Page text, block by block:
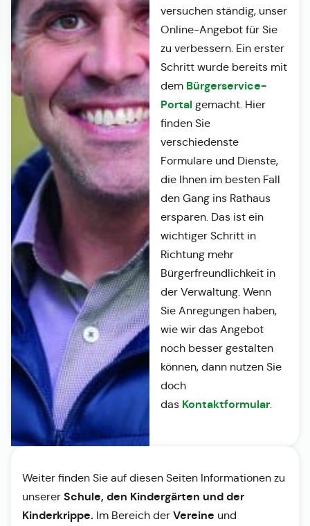
versuchen ständig, unser
Online-Angebot für Sie
zu verbessern. Ein erster
Schritt wurde bereits mit
dem Bürgerservice-
Portalgemacht. Hier
finden Sie
verschiedenste
Formulare und Dienste,
die Ihnen im besten Fall
den Gang ins Rathaus
ersparen. Das ist ein
wichtiger Schritt in
Richtung mehr
Bürgerfreundlichkeit in
der Verwaltung. Wenn
Sie Anregungen haben,
wie wir das Angebot
noch besser gestalten
können, dann nutzen Sie
doch
das Kontaktformular.
Weiter finden Sie auf diesen Seiten Informationen zu
unserer Schule, den Kindergärten und der
Kinderkrippe. Im Bereich der Vereine und